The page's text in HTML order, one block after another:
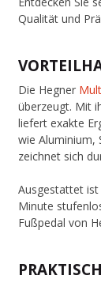
Qualität und
Die Hegner
überzeugt. Mit
liefert exakte
wie Aluminium,
zeichnet sich
Ausgestattet ist
Minute
Fußpedal von